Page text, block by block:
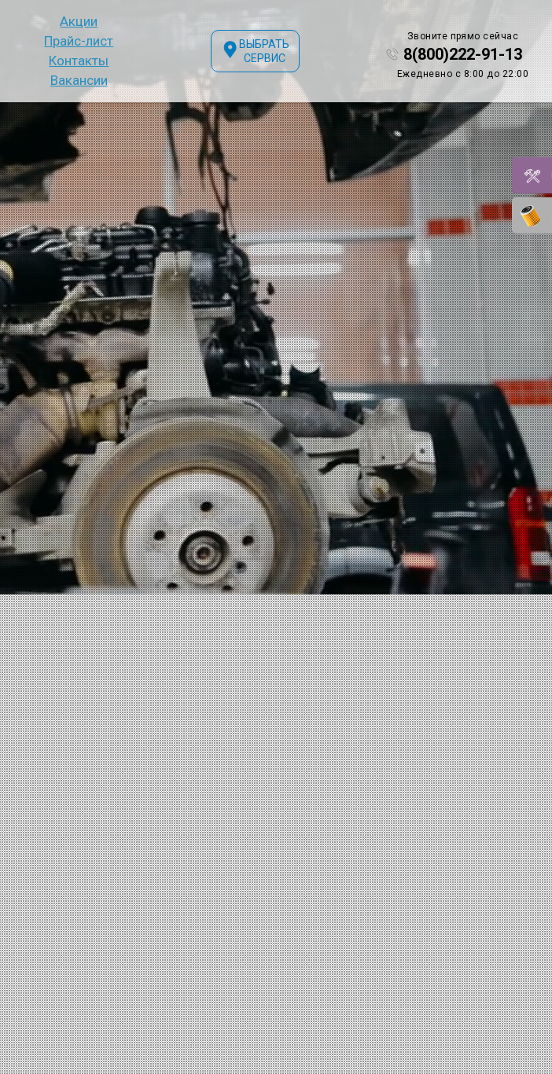
Акции
Прайс-лист
Контакты
Вакансии
ВЫБРАТЬ
СЕРВИС
Звоните прямо сейчас
8(800)222-91-13
Ежедневно с 8:00 до 22:00